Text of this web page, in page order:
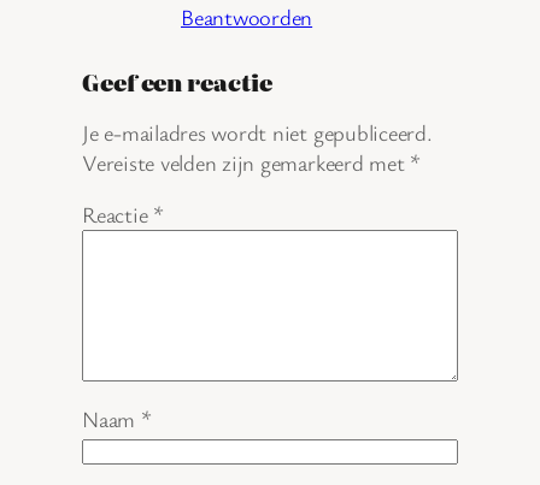
Beantwoorden
Geef een reactie
Je e-mailadres wordt niet gepubliceerd.
Vereiste velden zijn gemarkeerd met *
Reactie *
Naam *